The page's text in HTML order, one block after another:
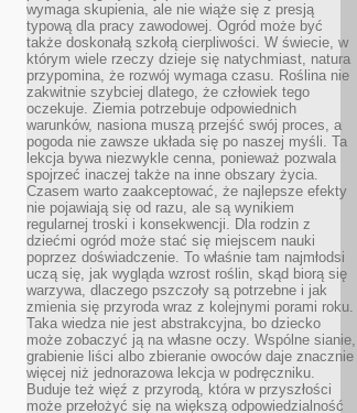
wymaga skupienia, ale nie wiąże się z presją
typową dla pracy zawodowej. Ogród może być
także doskonałą szkołą cierpliwości. W świecie, w
którym wiele rzeczy dzieje się natychmiast, natura
przypomina, że rozwój wymaga czasu. Roślina nie
zakwitnie szybciej dlatego, że człowiek tego
oczekuje. Ziemia potrzebuje odpowiednich
warunków, nasiona muszą przejść swój proces, a
pogoda nie zawsze układa się po naszej myśli. Ta
lekcja bywa niezwykle cenna, ponieważ pozwala
spojrzeć inaczej także na inne obszary życia.
Czasem warto zaakceptować, że najlepsze efekty
nie pojawiają się od razu, ale są wynikiem
regularnej troski i konsekwencji. Dla rodzin z
dziećmi ogród może stać się miejscem nauki
poprzez doświadczenie. To właśnie tam najmłodsi
uczą się, jak wygląda wzrost roślin, skąd biorą się
warzywa, dlaczego pszczoły są potrzebne i jak
zmienia się przyroda wraz z kolejnymi porami roku.
Taka wiedza nie jest abstrakcyjna, bo dziecko
może zobaczyć ją na własne oczy. Wspólne sianie,
grabienie liści albo zbieranie owoców daje znacznie
więcej niż jednorazowa lekcja w podręczniku.
Buduje też więź z przyrodą, która w przyszłości
może przełożyć się na większą odpowiedzialność